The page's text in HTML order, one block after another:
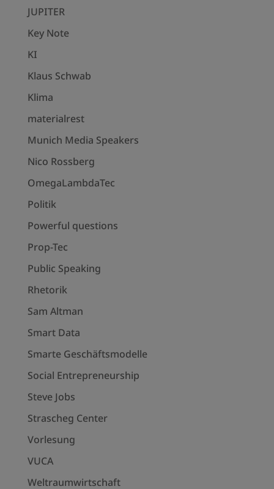
JUPITER
Key Note
KI
Klaus Schwab
Klima
materialrest
Munich Media Speakers
Nico Rossberg
OmegaLambdaTec
Politik
Powerful questions
Prop-Tec
Public Speaking
Rhetorik
Sam Altman
Smart Data
Smarte Geschäftsmodelle
Social Entrepreneurship
Steve Jobs
Strascheg Center
Vorlesung
VUCA
Weltraumwirtschaft